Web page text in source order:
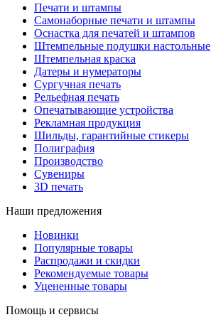
Печати и штампы
Самонаборные печати и штампы
Оснастка для печатей и штампов
Штемпельные подушки настольные
Штемпельная краска
Датеры и нумераторы
Сургучная печать
Рельефная печать
Опечатывающие устройства
Рекламная продукция
Шильды, гарантийные стикеры
Полиграфия
Производство
Сувениры
3D печать
Наши предложения
Новинки
Популярные товары
Распродажи и скидки
Рекомендуемые товары
Уцененные товары
Помощь и сервисы